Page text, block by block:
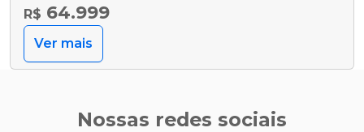
R$ 64.999
Ver mais
Nossas redes sociais